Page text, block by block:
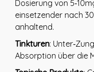
Dosierung von
einsetzender nach
anhaltend.
Tinkturen:
Absorption über die